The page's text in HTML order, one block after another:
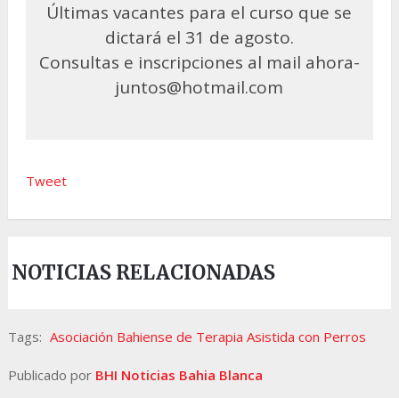
Últimas vacantes para el curso que se
dictará el 31 de agosto.
Consultas e inscripciones al mail ahora-
juntos@hotmail.com
Tweet
NOTICIAS RELACIONADAS
Tags: Asociación Bahiense de Terapia Asistida con Perros
Publicado por BHI Noticias Bahia Blanca